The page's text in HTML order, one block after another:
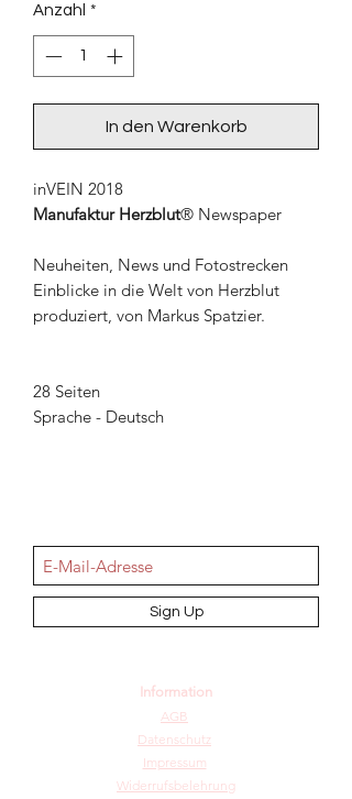
Anzahl *
In den Warenkorb
inVEIN 2018
Manufaktur Herzblut® Newspaper
Neuheiten, News und Fotostrecken
Einblicke in die Welt von Herzblut
produziert, von Markus Spatzier.
28 Seiten
Sprache - Deutsch
Sign Up
Information
AGB
Datenschutz
Impressum
Widerrufsbelehrung